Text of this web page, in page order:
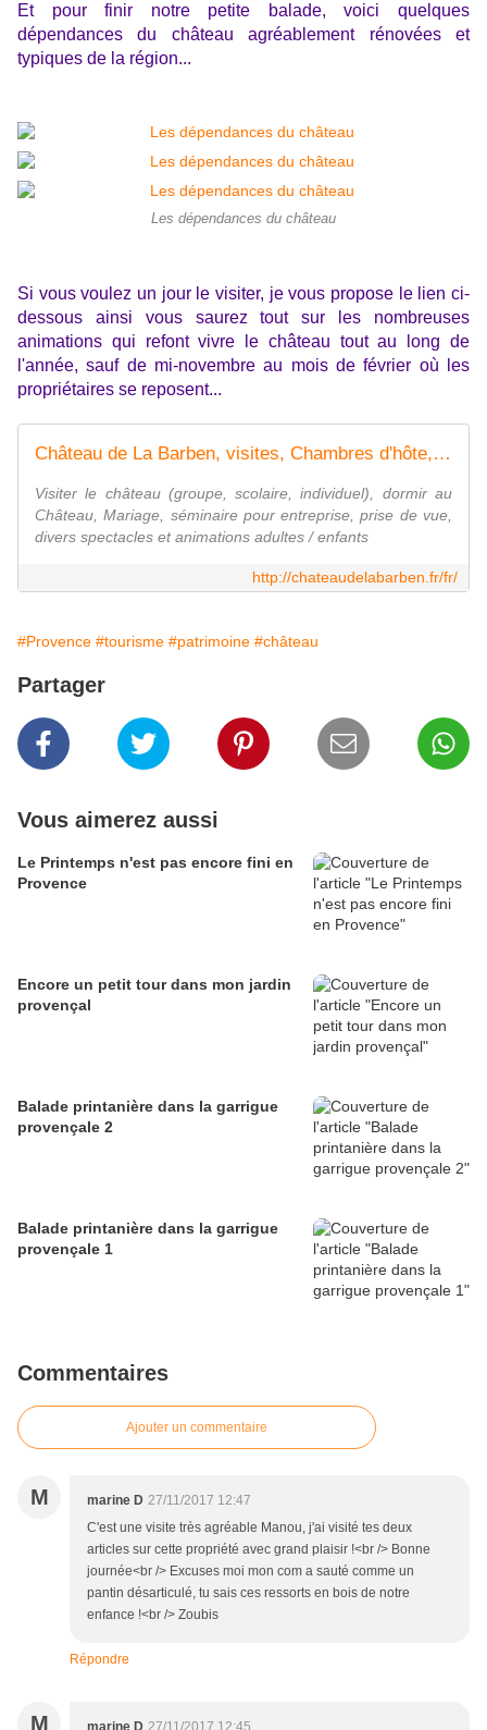
Et pour finir notre petite balade, voici quelques
dépendances du château agréablement rénovées et
typiques de la région...
Les dépendances du château
Si vous voulez un jour le visiter, je vous propose le lien ci-
dessous ainsi vous saurez tout sur les nombreuses
animations qui refont vivre le château tout au long de
l'année, sauf de mi-novembre au mois de février où les
propriétaires se reposent...
Château de La Barben, visites, Chambres d'hôte, Gite, Mariage, séminaire, spectacles médiévaux
Visiter le château (groupe, scolaire, individuel), dormir au
Château, Mariage, séminaire pour entreprise, prise de vue,
divers spectacles et animations adultes / enfants
http://chateaudelabarben.fr/fr/
#Provence #tourisme #patrimoine #château
Partager
Vous aimerez aussi
Le Printemps n'est pas encore fini en
Provence
Encore un petit tour dans mon jardin
provençal
Balade printanière dans la garrigue
provençale 2
Balade printanière dans la garrigue
provençale 1
Commentaires
Ajouter un commentaire
M marine D 27/11/2017 12:47
C'est une visite très agréable Manou, j'ai visité tes deux
articles sur cette propriété avec grand plaisir !<br /> Bonne
journée<br /> Excuses moi mon com a sauté comme un
pantin désarticulé, tu sais ces ressorts en bois de notre
enfance !<br /> Zoubis
Répondre
M marine D 27/11/2017 12:45